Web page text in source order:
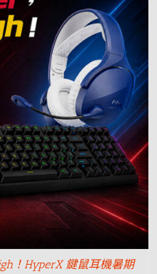
！HyperX 鍵鼠耳機暑期